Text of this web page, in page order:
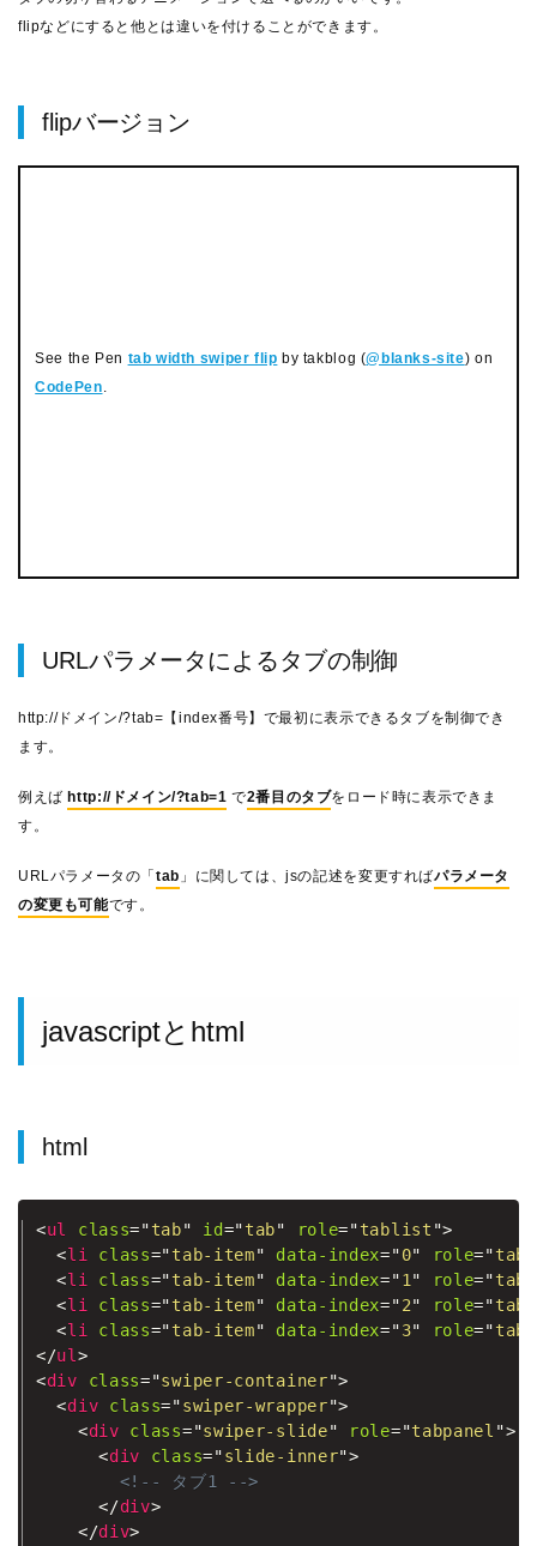
flipなどにすると他とは違いを付けることができます。
flipバージョン
See the Pen tab width swiper flip by takblog (@blanks-site) on
CodePen.
URLパラメータによるタブの制御
http://ドメイン/?tab=【index番号】で最初に表示できるタブを制御でき
ます。
例えば http://ドメイン/?tab=1 で2番目のタブをロード時に表示できま
す。
URLパラメータの「tab 」に関しては、jsの記述を変更すればパラメータ
の変更も可能です。
javascriptとhtml
html
<ul class="tab" id="tab" role="tablist ">
<li class="tab-item" data-index="0" role="tab
<li class="tab-item" data-index="1" role="tab
<li class="tab-item" data-index="2" role="tab
<li class="tab-item" data-index="3" role="tab
</ul>
<div class="swiper-container">
<div class="swiper-wrapper">
<div class="swiper-slide" role="tabpanel ">
<div class="slide-inner">
<!-- タブ1 -->
</div>
</div>